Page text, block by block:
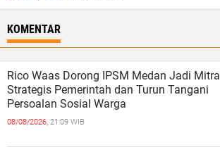
KOMENTAR
Rico Waas Dorong IPSM Medan Jadi Mitra
Strategis Pemerintah dan Turun Tangani
Persoalan Sosial Warga
08/08/2026, 21:09 WIB